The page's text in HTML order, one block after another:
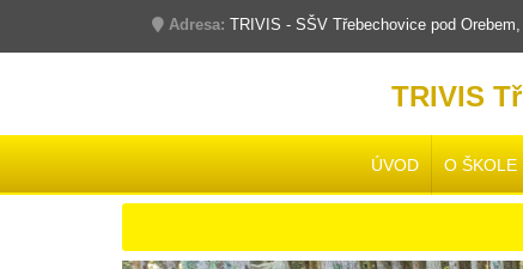
Adresa: TRIVIS - SŠV Třebechovice pod
TRIVIS
ÚVOD O ŠKOLE